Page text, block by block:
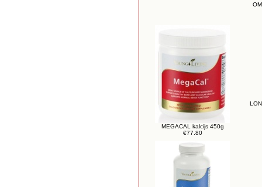
MEGACAL kalcijs 450g
€77.80